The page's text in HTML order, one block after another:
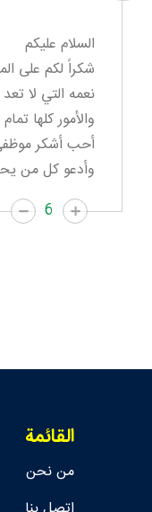
السلام عليكم
شكراً لكم على
نعمه التي لا
والأمور كلها تمام
أحب أشكر موظفي
وأدعو كل من
6
القائمة
من نحن